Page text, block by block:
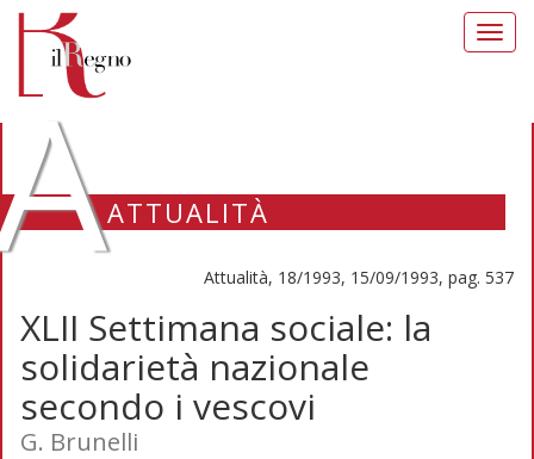
ATTUALITÀ
Attualità, 18/1993, 15/09/1993, pag. 537
XLII Settimana sociale: la
solidarietà nazionale
secondo i vescovi
G. Brunelli